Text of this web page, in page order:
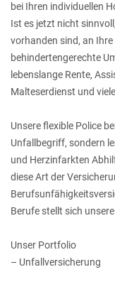
bei Ihren individuellen
Ist es jetzt nicht
vorhanden sind, an
behindertengerechte
lebenslange Rente,
Malteserdienst und
Unsere flexible Police
Unfallbegriff, sondern
und Herzinfarkten
diese Art der
Berufe stellt sich
Unser Portfolio
– Unfallversicherung